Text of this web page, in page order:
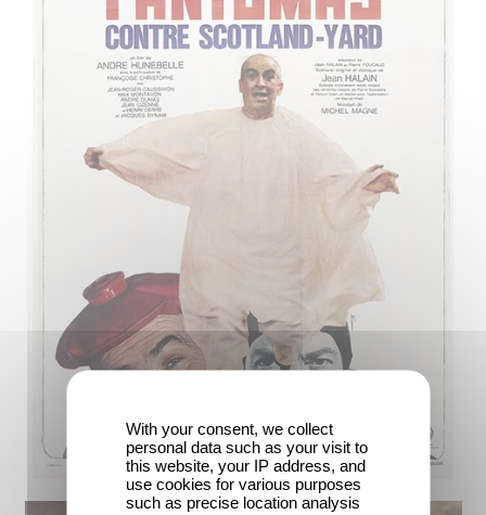
With your consent, we collect
personal data such as your visit to
this website, your IP address, and
use cookies for various purposes
such as precise location analysis